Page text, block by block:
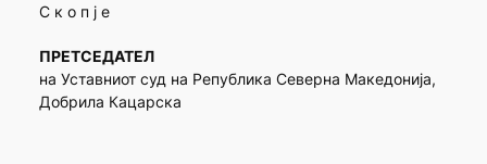
С к о п ј е
ПРЕТСЕДАТЕЛ
на Уставниот суд на Република Северна Македонија,
Добрила Кацарска